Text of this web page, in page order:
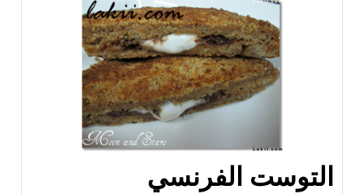
التوست الفرنسي